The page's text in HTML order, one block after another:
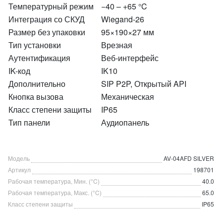
Температурный режим
−40 – +65 °C
Интеграция со СКУД
Wiegand-26
Размер без упаковки
95×190×27 мм
Тип установки
Врезная
Аутентификация
Веб-интерфейс
IK-код
IK10
Дополнительно
SIP P2P, Открытый API
Кнопка вызова
Механическая
Класс степени защиты
IP65
Тип панели
Аудиопанель
Модель
AV-04AFD SILVER
Артикул
198701
Рабочая температура, Мин. (°C)
40.0
Рабочая температура, Макс. (°C)
65.0
Класс степени защиты
IP65